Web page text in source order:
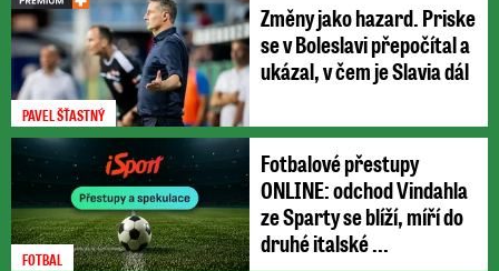
PAVEL ŠŤASTNÝ
Změny jako hazard. Priske
se v Boleslavi přepočítal a
ukázal, v čem je Slavia dál
FOTBAL
Fotbalové přestupy
ONLINE: odchod Vindahla
ze Sparty se blíží, míří do
druhé italské ...